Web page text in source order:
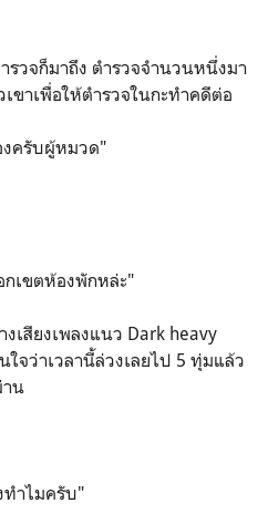
จก็มาถึง ตำรวจจำนวนหนึ่งมา
ขาเพื่อให้ตำรวจในกะทำคดีต่อ
ครับผู้หมวด"
เขตห้องพักหล่ะ"
สียงเพลงแนว Dark heavy
จว่าเวลานี้ล่วงเลยไป 5 ทุ่มแล้ว
น
ทำไมครับ"